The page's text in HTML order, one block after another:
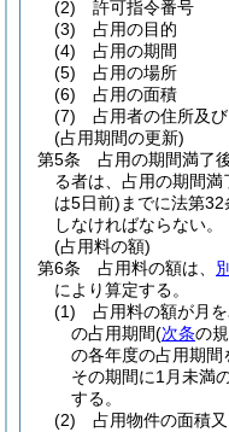
(2)
許可指令番号
(3)
占用の目的
(4)
占用の期間
(5)
占用の場所
(6)
占用の面積
(7)
占用者の住所及
(占用期間の更新)
第5条
占用の期間満了
る者は、占用の期間満
は5日前) までに法第
しなければならない。
(占用料の額)
第6条
占用料の額は、
により算定する。
(1)
占用料の額が月
の占用期間(次条の
の各年度の占用期間
その期間に1月未満
する。
(2)
占用物件の面積